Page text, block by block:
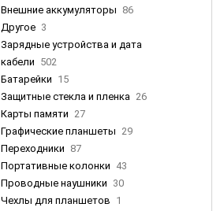
Внешние аккумуляторы 86
Другое 3
Зарядные устройства и дата
кабели 502
Батарейки 15
Защитные стекла и пленка 26
Карты памяти 27
Графические планшеты 29
Переходники 87
Портативные колонки 43
Проводные наушники 30
Чехлы для планшетов 1